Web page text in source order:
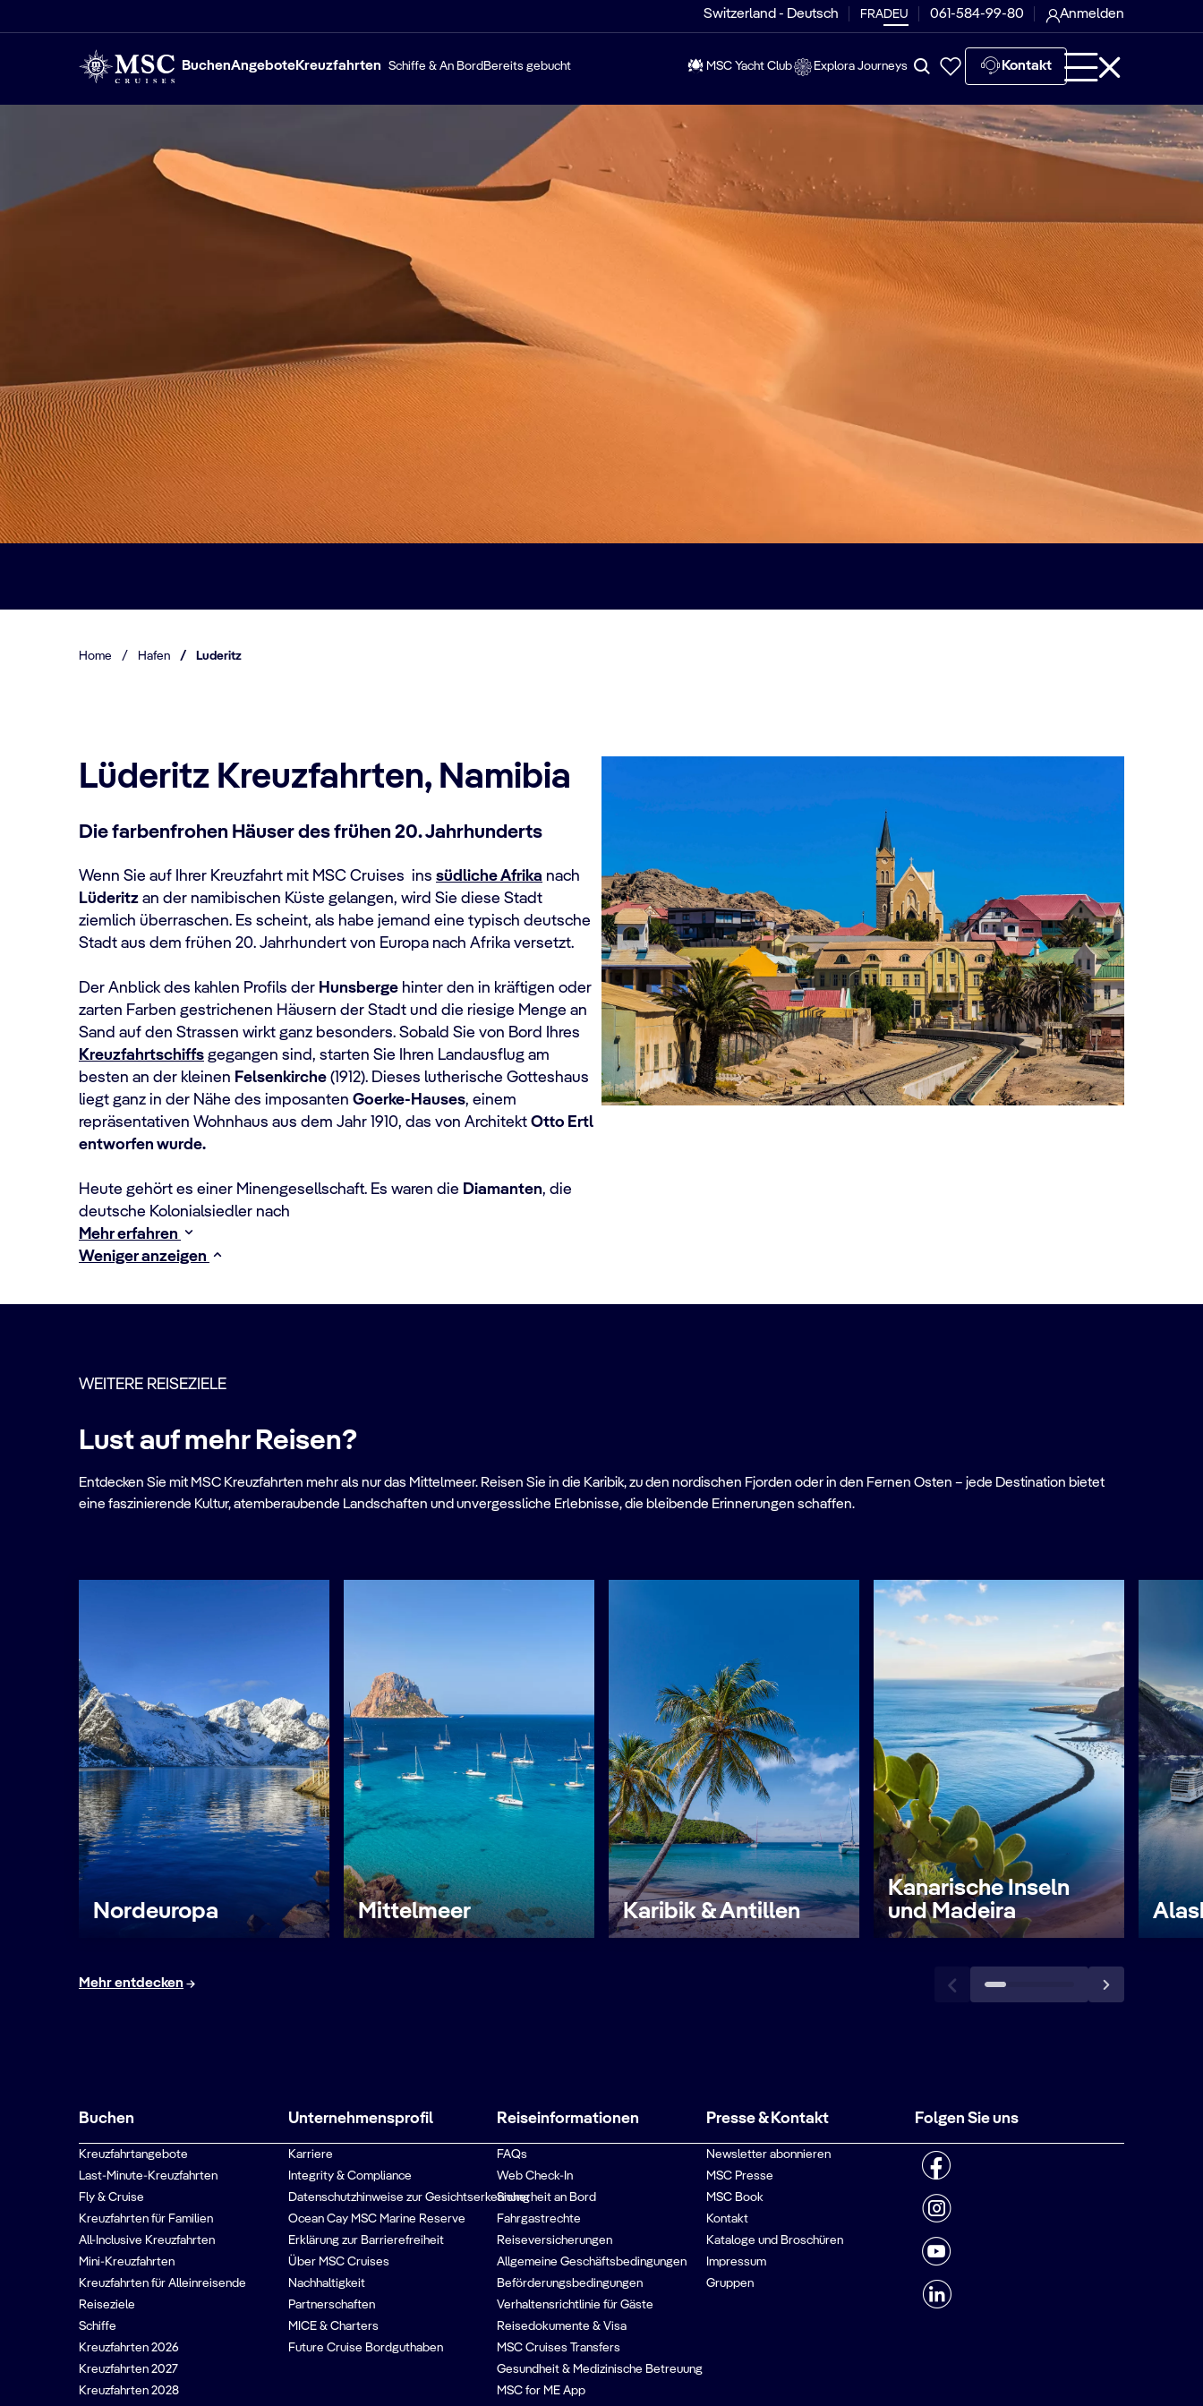
Switzerland - Deutsch FRADEU 061-584-99-80 Anmelden
BuchenAngeboteKreuzfahrten Schiffe & An Bord Bereits gebucht MSC Yacht Club Explora Journeys Kontakt
Home / Hafen / Luderitz
Lüderitz Kreuzfahrten, Namibia
Die farbenfrohen Häuser des frühen 20. Jahrhunderts
Wenn Sie auf Ihrer Kreuzfahrt mit MSC Cruises ins südliche Afrika nach
Lüderitz an der namibischen Küste gelangen, wird Sie diese Stadt
ziemlich überraschen. Es scheint, als habe jemand eine typisch deutsche
Stadt aus dem frühen 20. Jahrhundert von Europa nach Afrika versetzt.
Der Anblick des kahlen Profils der Hunsberge hinter den in kräftigen oder
zarten Farben gestrichenen Häusern der Stadt und die riesige Menge an
Sand auf den Strassen wirkt ganz besonders. Sobald Sie von Bord Ihres
Kreuzfahrtschiffs gegangen sind, starten Sie Ihren Landausflug am
besten an der kleinen Felsenkirche (1912). Dieses lutherische Gotteshaus
liegt ganz in der Nähe des imposanten Goerke-Hauses, einem
repräsentativen Wohnhaus aus dem Jahr 1910, das von Architekt Otto Ertl
entworfen wurde.
Heute gehört es einer Minengesellschaft. Es waren die Diamanten, die
deutsche Kolonialsiedler nach
Mehr erfahren
Weniger anzeigen
WEITERE REISEZIELE
Lust auf mehr Reisen?
Entdecken Sie mit MSC Kreuzfahrten mehr als nur das Mittelmeer. Reisen Sie in die Karibik, zu den nordischen Fjorden oder in den Fernen Osten – jede Destination bietet
eine faszinierende Kultur, atemberaubende Landschaften und unvergessliche Erlebnisse, die bleibende Erinnerungen schaffen.
Nordeuropa Mittelmeer Karibik & Antillen
Kanarische Inseln
und Madeira
Mehr entdecken
Buchen
Kreuzfahrtangebote
Last-Minute-Kreuzfahrten
Fly & Cruise
Kreuzfahrten für Familien
All-Inclusive Kreuzfahrten
Mini-Kreuzfahrten
Kreuzfahrten für Alleinreisende
Reiseziele
Schiffe
Kreuzfahrten 2026
Kreuzfahrten 2027
Kreuzfahrten 2028
Unternehmensprofil
Karriere
Integrity & Compliance
Datenschutzhinweise zur Gesichtserkennung
Ocean Cay MSC Marine Reserve
Erklärung zur Barrierefreiheit
Über MSC Cruises
Nachhaltigkeit
Partnerschaften
MICE & Charters
Future Cruise Bordguthaben
Reiseinformationen
FAQs
Web Check-In
Sicherheit an Bord
Fahrgastrechte
Reiseversicherungen
Allgemeine Geschäftsbedingungen
Beförderungsbedingungen
Verhaltensrichtlinie für Gäste
Reisedokumente & Visa
MSC Cruises Transfers
Gesundheit & Medizinische Betreuung
MSC for ME App
Presse & Kontakt
Newsletter abonnieren
MSC Presse
MSC Book
Kontakt
Kataloge und Broschüren
Impressum
Gruppen
Folgen Sie uns